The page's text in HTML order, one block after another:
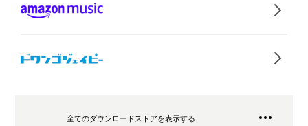
全てのダウンロードストアを表示する